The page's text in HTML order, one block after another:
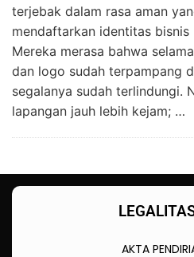
terjebak dalam rasa aman
mendaftarkan identitas bisnis
Mereka merasa bahwa
dan logo sudah terpampang
segalanya sudah terlindungi.
lapangan jauh lebih kejam; …
AKTA